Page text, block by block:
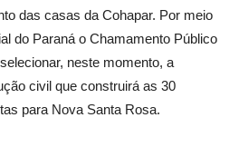
das casas da Cohapar. Por meio
do Paraná o Chamamento Público
neste momento, a
civil que construirá as 30
para Nova Santa Rosa.